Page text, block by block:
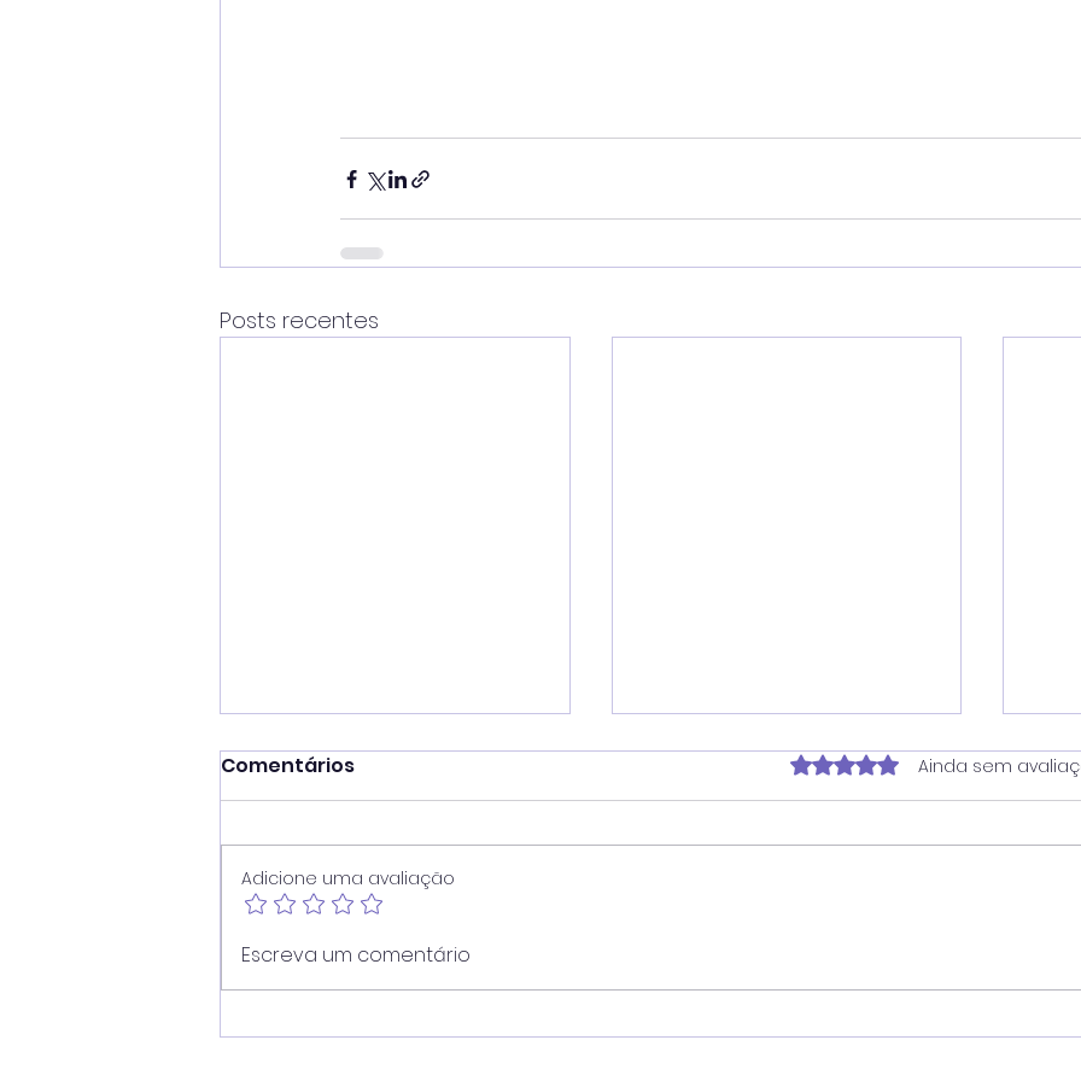
Posts recentes
Juninho reforça atuação
contra dependência em
propõe programa que
Comentários Avaliado com 0 de 5
Ainda sem
Adicione uma avaliação
Escreva um comentário